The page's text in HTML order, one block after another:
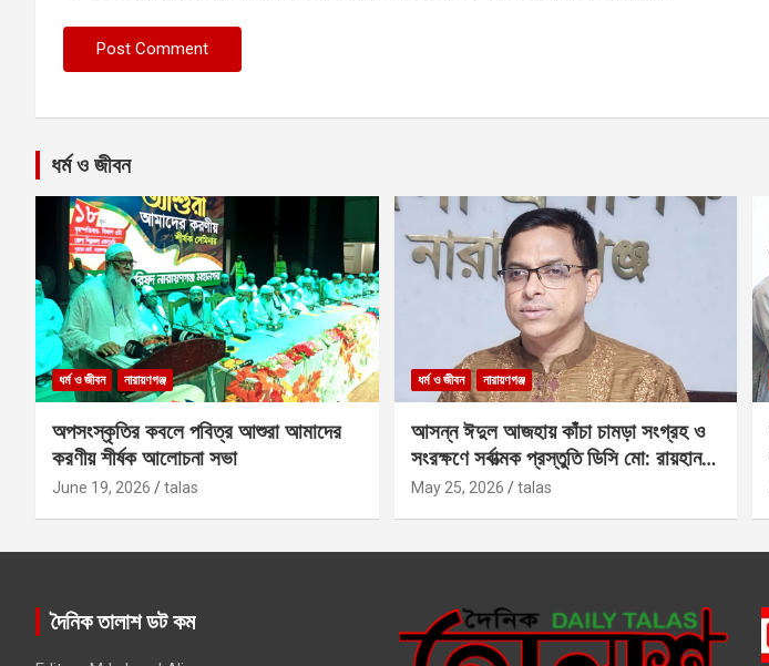
ধর্ম ও জীবন
ধর্ম ও জীবন নারায়ণগঞ্জ
অপসংস্কৃতির কবলে পবিত্র আশুরা আমাদের
করণীয় শীর্ষক আলোচনা সভা
June 19, 2026 talas
ধর্ম ও জীবন নারায়ণগঞ্জ
আসন্ন ঈদুল আজহায় কাঁচা চামড়া সংগ্রহ ও
সংরক্ষণে সর্বাত্মক প্রস্তুতি ডিসি মো: রায়হান
কবির
May 25, 2026 talas
দৈনিক তালাশ ডট কম